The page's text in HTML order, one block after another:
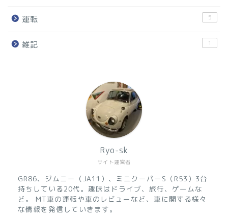
運転 5
雑記 1
サイト運営者
Ryo-sk
GR86、ジムニー（JA11）、ミニクーパーS（R53）3台
持ちしている20代。趣味はドライブ、旅行、ゲームな
ど。 MT車の運転や車のレビューなど、車に関する様々
な情報を発信していきます。